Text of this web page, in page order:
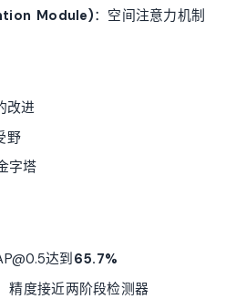
Module)：空间注意力机制
改进
野
字塔
达到65.7%
精度接近两阶段检测器